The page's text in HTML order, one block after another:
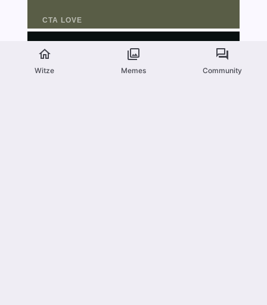
Witze Memes Community